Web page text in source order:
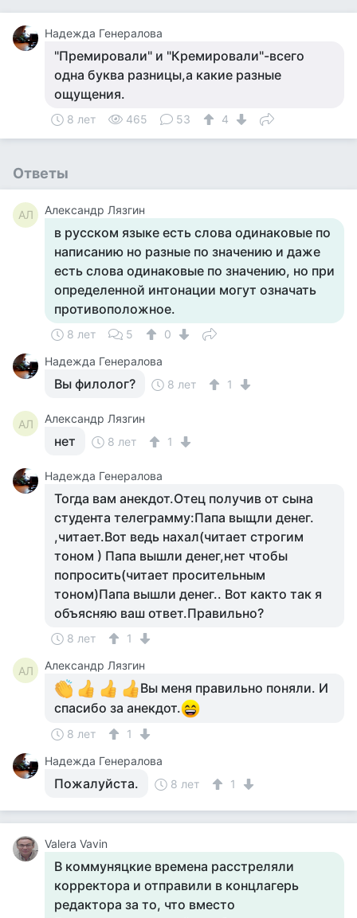
Надежда Генералова
"Премировали" и "Кремировали"-всего
одна буква разницы,а какие разные
ощущения.
8 лет 465 53 4
Ответы
АЛ Александр Лязгин
в русском языке есть слова одинаковые по
написанию но разные по значению и даже
есть слова одинаковые по значению, но при
определенной интонации могут означать
противоположное.
8 лет 5
0
Надежда Генералова
Вы филолог? 8 лет 1
АЛ Александр Лязгин
нет 8 лет 1
Надежда Генералова
Тогда вам анекдот.Отец получив от сына
студента телеграмму:Папа выщли денег.
,читает.Вот ведь нахал(читает строгим
тоном ) Папа вышли денег,нет чтобы
попросить(читает просительным
тоном)Папа вышли денег.. Вот както так я
объясняю ваш ответ.Правильно?
8 лет 1
АЛ Александр Лязгин
Вы меня правильно поняли. И
спасибо за анекдот.
8 лет
1
Надежда Генералова
Пожалуйста. 8 лет 1
Valera Vavin
В коммуняцкие времена расстреляли
корректора и отправили в концлагерь
редактора за то, что вместо